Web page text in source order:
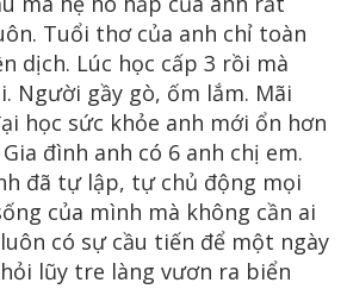
Tuổi thơ của anh chỉ toàn
dịch. Lúc học cấp 3 rồi mà
Người gầy gò, ốm lắm. Mãi
học sức khỏe anh mới ổn hơn
đình anh có 6 anh chị em.
đã tự lập, tự chủ động mọi
của mình mà không cần ai
có sự cầu tiến để một ngày
lũy tre làng vươn ra biển